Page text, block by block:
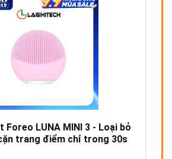
Foreo LUNA MINI 3 - Loại bỏ
trang điểm chỉ trong 30s